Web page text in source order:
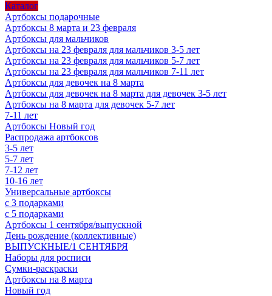
Каталог
Артбоксы подарочные
Артбоксы 8 марта и 23 февраля
Артбоксы для мальчиков
Артбоксы на 23 февраля для мальчиков 3-5 лет
Артбоксы на 23 февраля для мальчиков 5-7 лет
Артбоксы на 23 февраля для мальчиков 7-11 лет
Артбоксы для девочек на 8 марта
Артбоксы для девочек на 8 марта для девочек 3-5 лет
Артбоксы на 8 марта для девочек 5-7 лет
7-11 лет
Артбоксы Новый год
Распродажа артбоксов
3-5 лет
5-7 лет
7-12 лет
10-16 лет
Универсальные артбоксы
с 3 подарками
с 5 подарками
Артбоксы 1 сентября/выпускной
День рождение (коллективные)
ВЫПУСКНЫЕ/1 СЕНТЯБРЯ
Наборы для росписи
Сумки-раскраски
Артбоксы на 8 марта
Новый год